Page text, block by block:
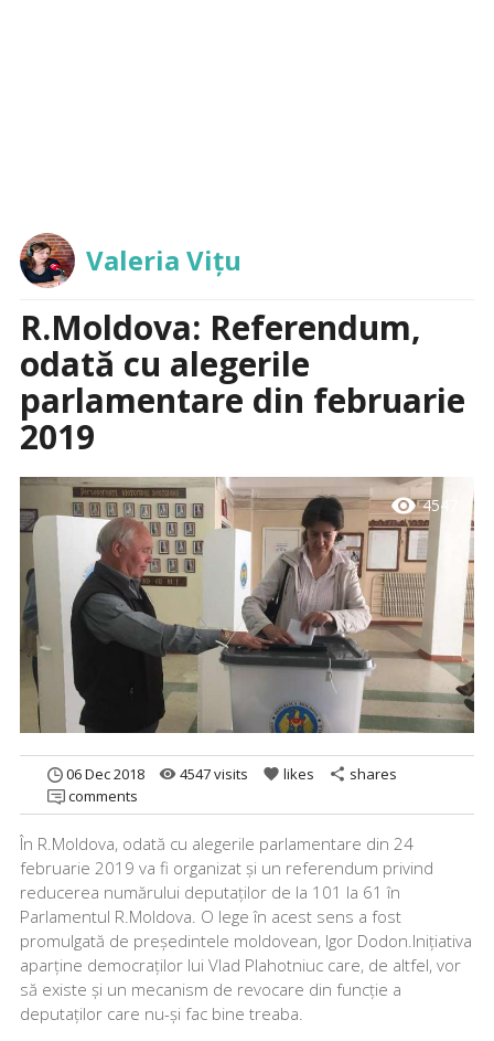
Valeria Vițu
R.Moldova: Referendum,
odată cu alegerile
parlamentare din februarie
2019
visibility 4547
06 Dec 2018 remove_red_eye 4547 visits favorite likes share shares
comments
În R.Moldova, odată cu alegerile parlamentare din 24
februarie 2019 va fi organizat și un referendum privind
reducerea numărului deputaților de la 101 la 61 în
Parlamentul R.Moldova. O lege în acest sens a fost
promulgată de președintele moldovean, Igor Dodon.Inițiativa
aparține democraților lui Vlad Plahotniuc care, de altfel, vor
să existe și un mecanism de revocare din funcție a
deputaților care nu-și fac bine treaba.